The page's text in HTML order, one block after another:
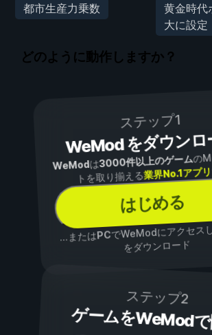
都市生産力乗数
黄金時代
大に設定
どのように動作しますか？
ステップ1
WeMod をダウンロ
WeModは3000件以上のゲームの
トを取り揃える業界No.1アプリ
はじめる
...またはPCでWeModにアクセス
をダウンロード
ステップ2
ゲームをWeModで